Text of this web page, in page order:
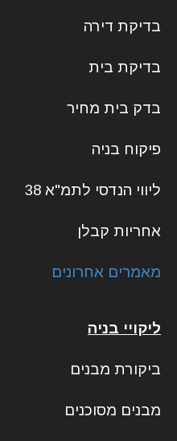
בדיקת דירה
בדיקת בית
בדק בית מחיר
פיקוח בניה
ליווי הנדסי לתמ"א 38
אחריות קבלן
מאמרים אחרונים
ליקויי בניה
ביקורת מבנים
מבנים מסוכנים